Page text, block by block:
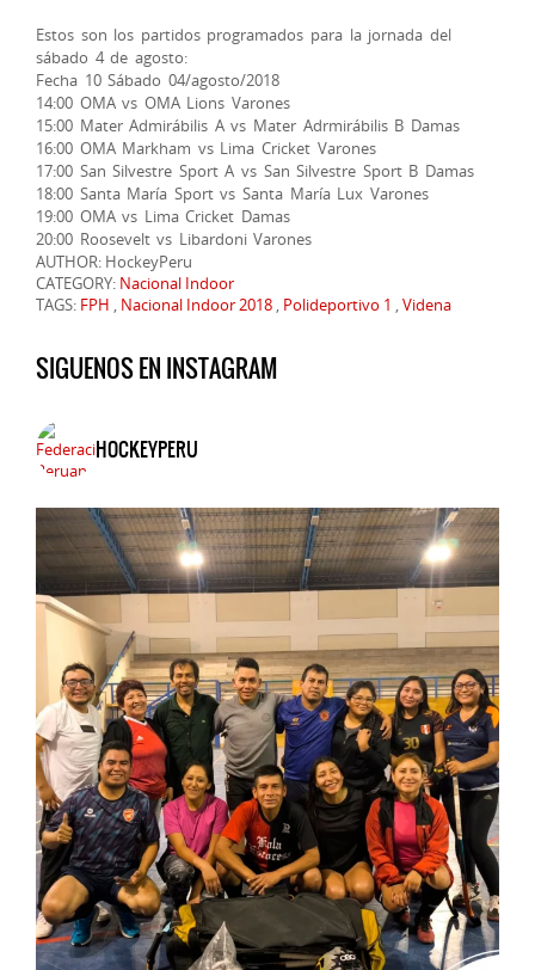
Estos son los partidos programados para la jornada del
sábado 4 de agosto:
Fecha 10 Sábado 04/agosto/2018
14:00 OMA vs OMA Lions Varones
15:00 Mater Admirábilis A vs Mater Adrmirábilis B Damas
16:00 OMA Markham vs Lima Cricket Varones
17:00 San Silvestre Sport A vs San Silvestre Sport B Damas
18:00 Santa María Sport vs Santa María Lux Varones
19:00 OMA vs Lima Cricket Damas
20:00 Roosevelt vs Libardoni Varones
AUTHOR: HockeyPeru
CATEGORY: Nacional Indoor
TAGS: FPH Nacional Indoor 2018 Polideportivo 1 Videna
SIGUENOS EN INSTAGRAM
HOCKEYPERU